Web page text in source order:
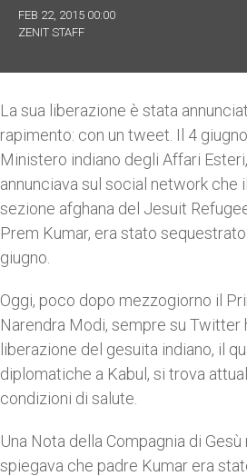
FEB 22, 2015 00:00
ZENIT STAFF
La sua liberazione è stata
rapimento: con un tweet. Il 4
Ministero indiano degli Affari
annunciava sul social network che
sezione afghana del Jesuit
Prem Kumar, era stato
giugno.
Oggi, poco dopo mezzogiorno il
Narendra Modi, sempre su Twitter
liberazione del gesuita indiano, il
diplomatiche a Kabul, si trova
condizioni di salute.
Una Nota della Compagnia di
spiegava che padre Kumar era